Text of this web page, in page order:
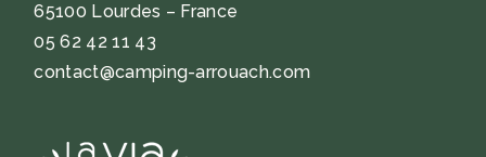
65100 Lourdes – France
05 62 42 11 43
contact@camping-arrouach.com